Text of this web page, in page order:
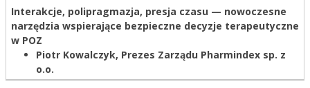
Interakcje, polipragmazja, presja czasu — nowoczesne
narzędzia wspierające bezpieczne decyzje terapeutyczne
w POZ
Piotr Kowalczyk, Prezes Zarządu Pharmindex sp. z
o.o.